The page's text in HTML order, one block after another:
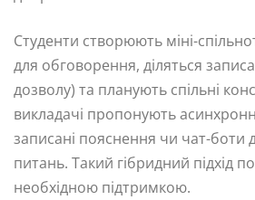
Студенти створюють міні-
для обговорення, діляться
дозволу) та планують спільні
викладачі пропонують
записані пояснення чи чат-боти
питань. Такий гібридний підхід
необхідною підтримкою.